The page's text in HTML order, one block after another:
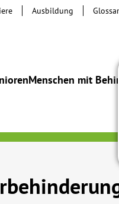
Menschen mit
Ausbildung Glossar